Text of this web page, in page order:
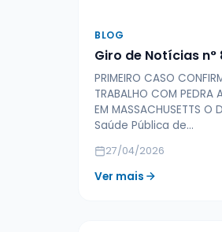
BLOG
Giro de Notícias n°
PRIMEIRO CASO
TRABALHO COM PEDRA
EM MASSACHUSETTS
Saúde Pública de…
27/04/2026
Ver mais